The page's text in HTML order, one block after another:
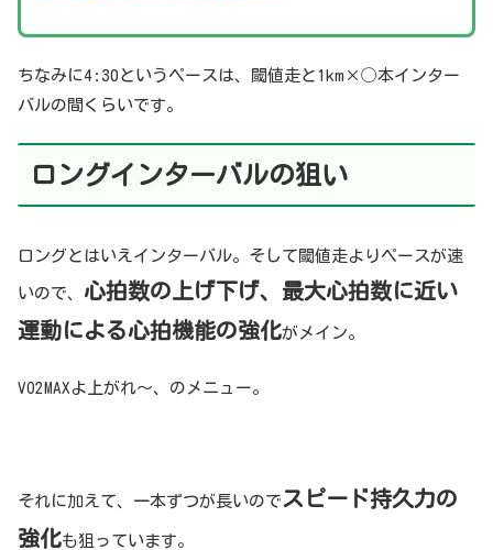
ちなみに4:30というペースは、閾値走と1km×◯本インター
バルの間くらいです。
ロングインターバルの狙い
ロングとはいえインターバル。そして閾値走よりペースが速
いので、 心拍数の上げ下げ、最大心拍数に近い
運動による心拍機能の強化がメイン。
VO2MAXよ上がれ〜、のメニュー。
それに加えて、一本ずつが長いので スピード持久力の
強化も狙っています。